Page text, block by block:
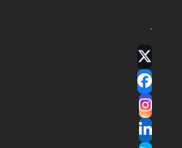
Twitter
(deprecated)
Facebook
Instagram
LinkedIn